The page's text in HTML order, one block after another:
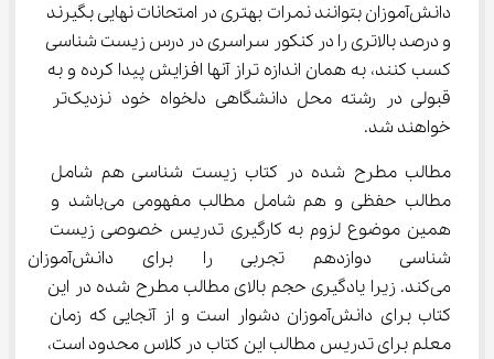
دانش‌آموزان بتوانند نمرات بهتری در امتحانات نهایی بگیرند
و درصد بالاتری را در کنکور سراسری در درس زیست شناسی
کسب کنند، به همان اندازه تراز آنها افزایش پیدا کرده و به
قبولی در رشته محل دانشگاهی دلخواه خود نزدیک‌تر
خواهند شد.
مطالب مطرح شده در کتاب زیست شناسی هم شامل
مطالب حفظی و هم شامل مطالب مفهومی می‌باشد و
همین موضوع لزوم به کارگیری تدریس خصوصی زیست
شناسی دوازدهم تجربی را
می‌کند. زیرا یادگیری حجم بالای مطالب مطرح شده در این
کتاب برای دانش‌آموزان دشوار است و از آنجایی که زمان
معلم برای تدریس مطالب این کتاب در کلاس محدود است،